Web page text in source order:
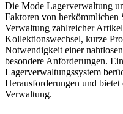
Die Mode Lagerverwaltung
Faktoren von herkömmlichen
Verwaltung zahlreicher
Kollektionswechsel, kurze
Notwendigkeit einer
besondere Anforderungen.
Lagerverwaltungssystem
Herausforderungen und
Verwaltung.